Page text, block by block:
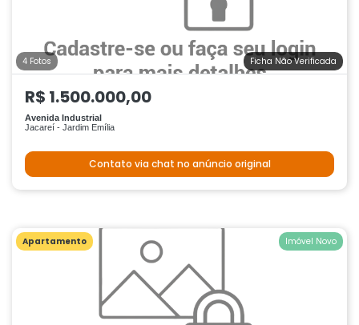
4 Fotos Ficha Não Verificada
R$ 1.500.000,00
Avenida Industrial
Jacareí - Jardim Emília
Contato via chat no anúncio original
Apartamento Imóvel Novo